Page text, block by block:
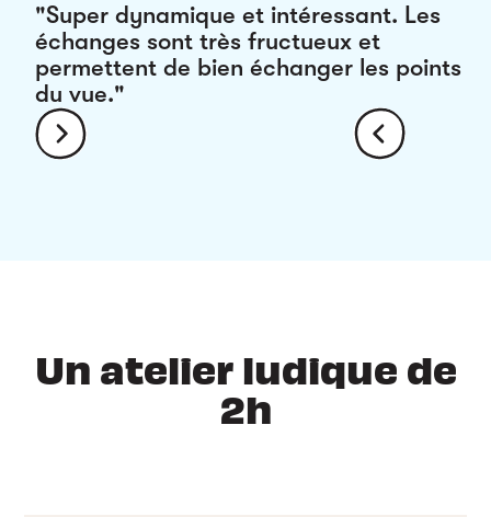
"Super dynamique et intéressant. Les
échanges sont très fructueux et
permettent de bien échanger les points
du vue."
Un atelier ludique de
2h